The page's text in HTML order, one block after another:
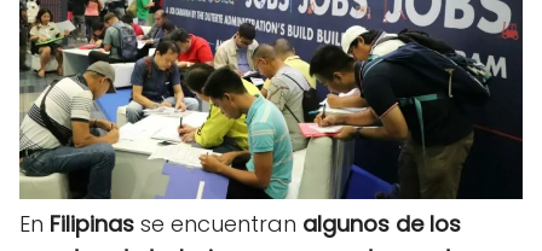
En Filipinas se encuentran algunos de los